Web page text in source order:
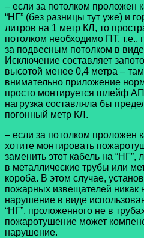
– если за потолком проложен
“НГ” (без разницы тут уже) и
литров на 1 метр КЛ, то
потолком необходимо ПТ,
за подвесным потолком в
Исключение составляет
высотой менее 0,4 метра –
внимательно приложение
просто монтируется шлейф
нагрузка составляла бы
погонный метр КЛ.
– если за потолком проложен
хотите монтировать
заменить этот кабель на “НГ”,
в металлические трубы или
короба. В этом случае,
пожарных извещателей никак
нарушение в виде
“НГ”, проложенного не в
пожаротушение может
нарушение.